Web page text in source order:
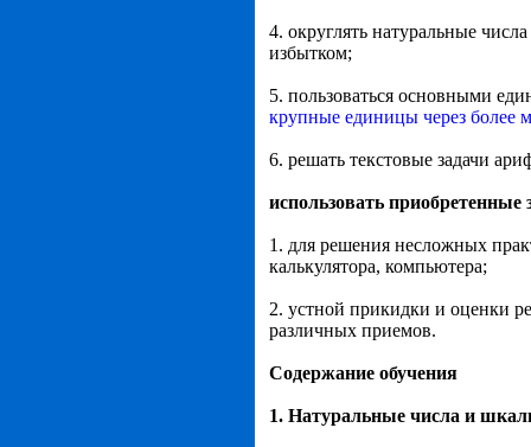
4. округлять натуральные
избытком;
5. пользоваться основными
крупные единицы через более
6. решать текстовые задачи
использовать
1. для решения несложных
калькулятора, компьютера;
2. устной прикидки и оценки
различных приемов.
Содержание обучения
1. Натуральные числа и